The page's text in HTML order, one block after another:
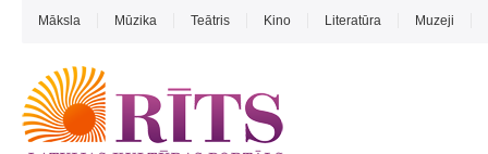
Māksla Mūzika Teātris Kino Literatūra Muzeji